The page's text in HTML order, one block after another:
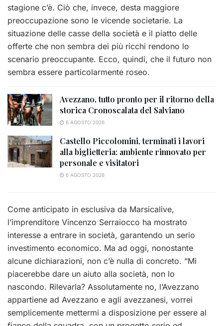
stagione c’è. Ciò che, invece, desta maggiore
preoccupazione sono le vicende societarie. La
situazione delle casse della società e il piatto delle
offerte che non sembra dei più ricchi rendono lo
scenario preoccupante. Ecco, quindi, che il futuro non
sembra essere particolarmente roseo.
Avezzano, tutto pronto per il ritorno della
storica Cronoscalata del Salviano
6 AGOSTO 2026
Castello Piccolomini, terminati i lavori
alla biglietteria: ambiente rinnovato per
personale e visitatori
6 AGOSTO 2026
Come anticipato in esclusiva da Marsicalive,
l’imprenditore Vincenzo Serraiocco ha mostrato
interesse a entrare in società, garantendo un serio
investimento economico. Ma ad oggi, nonostante
alcune dichiarazioni, non c’è nulla di concreto. “Mi
piacerebbe dare un aiuto alla società, non lo
nascondo. Rilevarla? Assolutamente no, l’Avezzano
appartiene ad Avezzano e agli avezzanesi, vorrei
semplicemente mettermi a disposizione per essere al